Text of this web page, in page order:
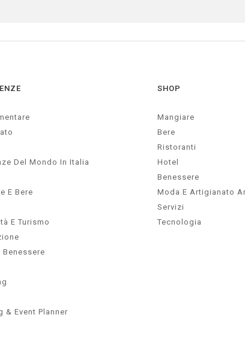
Del Mondo In Italia
E Bere
E Turismo
Benessere
& Event Planner
SHOP
Mangiare
Bere
Ristoranti
Hotel
Benessere
Moda E Artigianato
Servizi
Tecnologia